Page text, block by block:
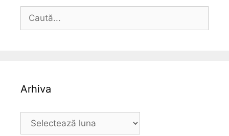
Caută
Arhiva
Arhiva